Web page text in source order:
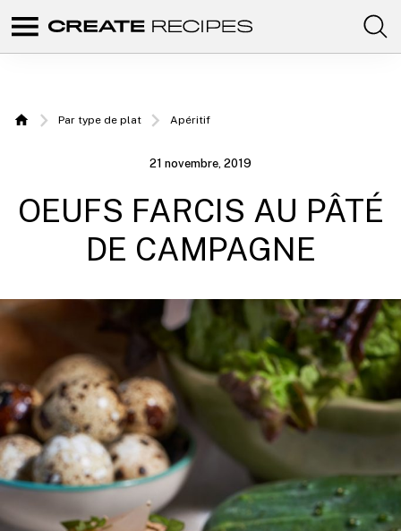
Create
Recettes
avec
votre
Chefbot
Comunidad
con
tus
Home
Par type de plat Apéritif
21 novembre, 2019
OEUFS FARCIS AU PÂTÉ
DE CAMPAGNE